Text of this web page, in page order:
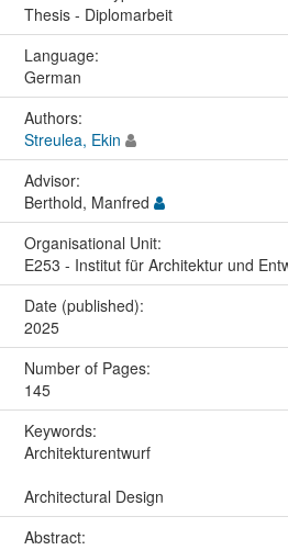
Thesis - Diplomarbeit
Language:
German
Authors:
Streulea, Ekin
Advisor:
Berthold, Manfred
Organisational Unit:
E253 - Institut für Architektur und
Date (published):
2025
Number of Pages:
145
Keywords:
Architekturentwurf
Architectural Design
Abstract: